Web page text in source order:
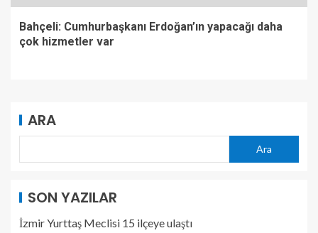
Bahçeli: Cumhurbaşkanı Erdoğan’ın yapacağı daha
çok hizmetler var
ARA
Ara
SON YAZILAR
İzmir Yurttaş Meclisi 15 ilçeye ulaştı